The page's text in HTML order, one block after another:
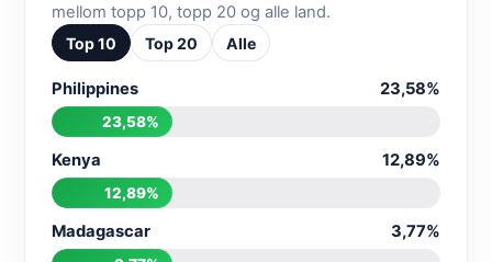
mellom topp 10, topp 20 og alle land.
Top 10 Top 20 Alle
Philippines 23,58%
23,58%
Kenya 12,89%
12,89%
Madagascar 3,77%